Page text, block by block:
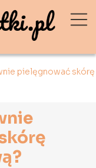
pielęgnować skórę